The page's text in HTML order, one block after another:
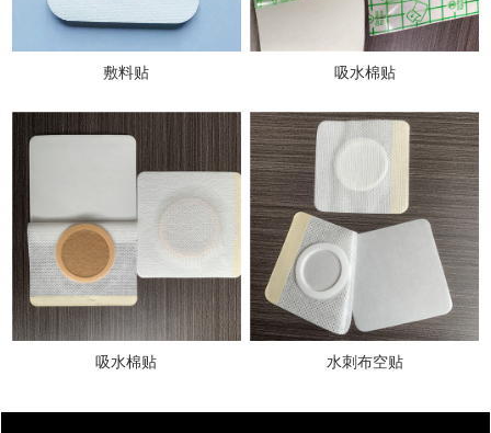
敷料贴 吸水棉贴
吸水棉贴 水刺布空贴